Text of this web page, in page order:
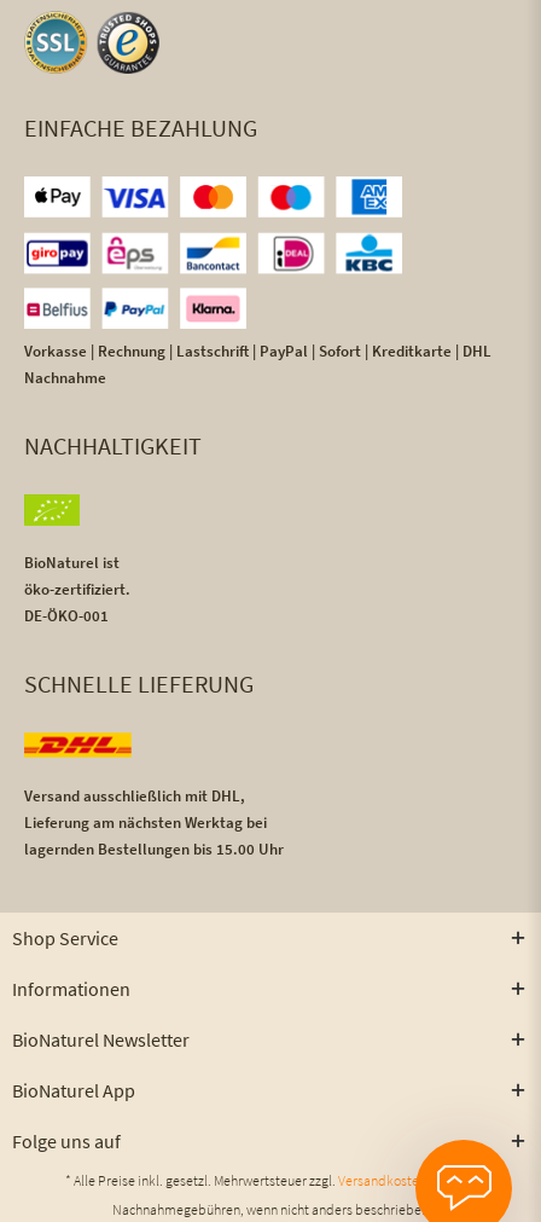
EINFACHE BEZAHLUNG
Vorkasse | Rechnung | Lastschrift | PayPal | Sofort | Kreditkarte | DHL
Nachnahme
NACHHALTIGKEIT
BioNaturel ist
öko-zertifiziert.
DE-ÖKO-001
SCHNELLE LIEFERUNG
Versand ausschließlich mit DHL,
Lieferung am nächsten Werktag bei
lagernden Bestellungen bis 15.00 Uhr
Shop Service
Informationen
BioNaturel Newsletter
BioNaturel App
Folge uns auf
* Alle Preise inkl. gesetzl. Mehrwertsteuer zzgl. Versandkosten
und ggf.
Nachnahmegebühren, wenn nicht anders beschrieben